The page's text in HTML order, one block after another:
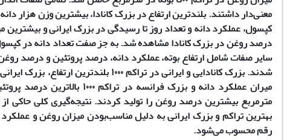
معنی‌دار داشتند. بلندترین ارتفاع در بزرک کانادا، بیشترین وزن هزار
کپسول، عملکرد دانه و تعداد روز تا رسیدگی در بزرک ایرانی و بیشترین
درصد روغن در بزرک کانادا مشاهده شد. به جز صفت تعداد دانه در
سایر صفات شامل ارتفاع بوته، عملکرد دانه، درصد پروتئین و درصد
مترمربع بیشترین درصد روغن را تولید کردند. نتیجه‌گیری کلی حاکی
بهترین تراکم و بزرک ایرانی به دلیل مناسب‌بودن میزان روغن و عملکرد
رقم محسوب می‌شود.